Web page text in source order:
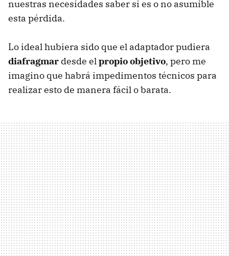
nuestras necesidades saber si es o no asumible
esta pérdida.
Lo ideal hubiera sido que el adaptador pudiera
diafragmar desde elpropio objetivo, pero me
imagino que habrá impedimentos técnicos para
realizar esto de manera fácil o barata.